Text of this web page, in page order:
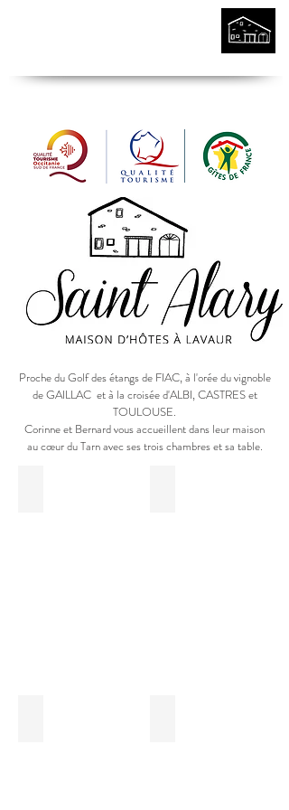
Proche du Golf des étangs de FIAC, à l'orée du vignoble
de GAILLAC et à la croisée d'ALBI, CASTRES et
TOULOUSE.
Corinne et Bernard vous accueillent dans leur maison
au cœur du Tarnavec ses trois chambres et sa table.